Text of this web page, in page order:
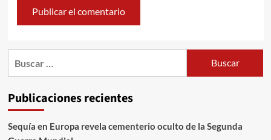
Publicaciones recientes
Sequía en Europa revela cementerio oculto de la Segunda